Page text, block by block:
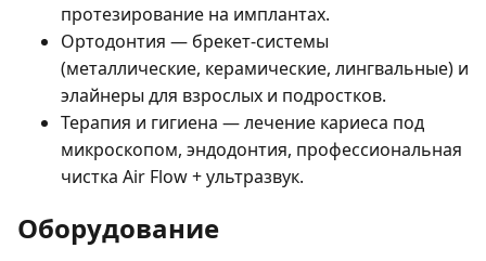
протезирование на имплантах.
Ортодонтия — брекет-системы
(металлические, керамические, лингвальные) и
элайнеры для взрослых и подростков.
Терапия и гигиена — лечение кариеса под
микроскопом, эндодонтия, профессиональная
чистка Air Flow + ультразвук.
Оборудование